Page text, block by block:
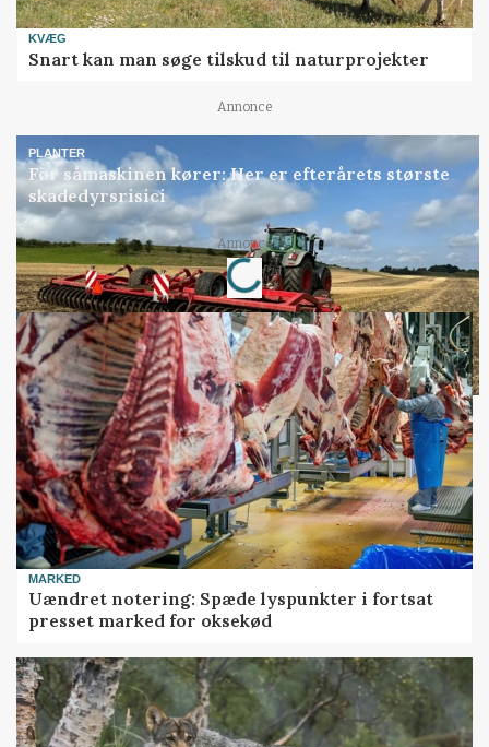
KVÆG
Snart kan man søge tilskud til naturprojekter
Annonce
PLANTER
Før såmaskinen kører: Her er efterårets største
skadedyrsrisici
Annonce
Loading...
MARKED
Uændret notering: Spæde lyspunkter i fortsat
presset marked for oksekød